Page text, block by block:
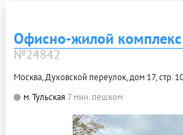
Офисно-жилой
№24842
Москва, Духовской переулок, дом 17, стр.
м. Тульская 7 мин. пешком